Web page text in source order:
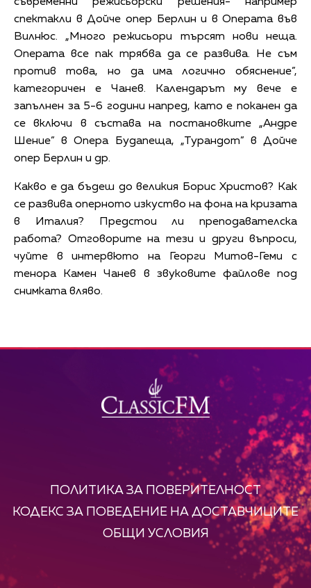
спектакли в Дойче опер Берлин и в Операта във
Вилнюс. „Много режисьори търсят нови неща.
Операта все пак трябва да се развива. Не съм
против това, но да има логично обяснение”,
категоричен е Чанев. Календарът му вече е
запълнен за 5-6 години напред, като е поканен да
се включи в състава на постановките „Андре
Шение” в Опера Будапеща, „Турандот” в Дойче
опер Берлин и др.
Какво е да бъдеш до великия Борис Христов? Как
се развива оперното изкуство на фона на кризата
в Италия? Предстои ли преподавателска
работа? Отговорите на тези и други въпроси,
чуйте в интервюто на Георги Митов-Геми с
тенора Камен Чанев в звуковите файлове под
снимката вляво.
ПОЛИТИКА ЗА ПОВЕРИТЕЛНОСТ
КОДЕКС ЗА ПОВЕДЕНИЕ НА ДОСТАВЧИЦИТЕ
ОБЩИ УСЛОВИЯ